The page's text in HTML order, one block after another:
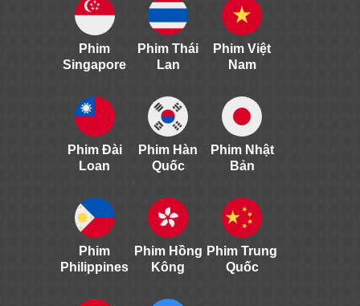
Phim
Singapore
Phim Thái
Lan
Phim Việt
Nam
Phim Đài
Loan
Phim Hàn
Quốc
Phim Nhật
Bản
Phim
Philippines
Phim Hồng
Kông
Phim Trung
Quốc